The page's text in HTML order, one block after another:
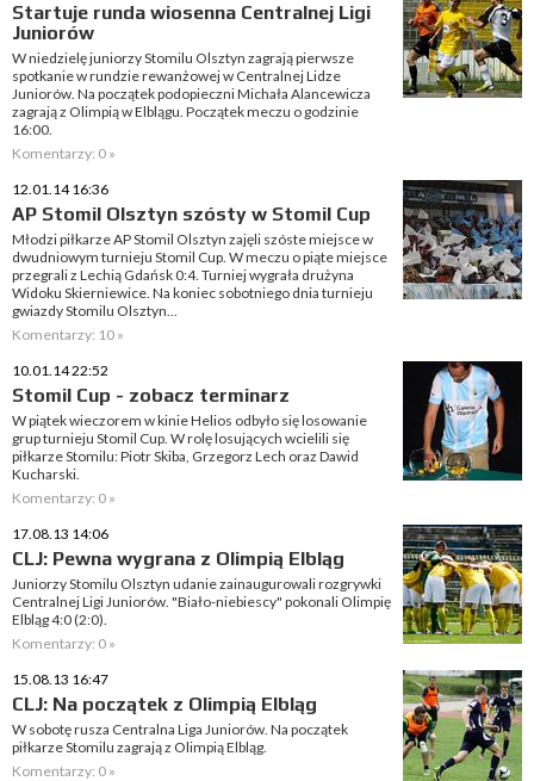
Startuje runda wiosenna Centralnej Ligi
Juniorów
W niedzielę juniorzy Stomilu Olsztyn zagrają pierwsze
spotkanie w rundzie rewanżowej w Centralnej Lidze
Juniorów. Na początek podopieczni Michała Alancewicza
zagrają z Olimpią w Elblągu. Początek meczu o godzinie
16:00.
Komentarzy: 0 »
12.01.14 16:36
AP Stomil Olsztyn szósty w Stomil Cup
Młodzi piłkarze AP Stomil Olsztyn zajęli szóste miejsce w
dwudniowym turnieju Stomil Cup. W meczu o piąte miejsce
przegrali z Lechią Gdańsk 0:4. Turniej wygrała drużyna
Widoku Skierniewice. Na koniec sobotniego dnia turnieju
gwiazdy Stomilu Olsztyn...
Komentarzy: 10 »
10.01.14 22:52
Stomil Cup - zobacz terminarz
W piątek wieczorem w kinie Helios odbyło się losowanie
grup turnieju Stomil Cup. W rolę losujących wcielili się
piłkarze Stomilu: Piotr Skiba, Grzegorz Lech oraz Dawid
Kucharski.
Komentarzy: 0 »
17.08.13 14:06
CLJ: Pewna wygrana z Olimpią Elbląg
Juniorzy Stomilu Olsztyn udanie zainaugurowali rozgrywki
Centralnej Ligi Juniorów. "Biało-niebiescy" pokonali Olimpię
Elbląg 4:0 (2:0).
Komentarzy: 0 »
15.08.13 16:47
CLJ: Na początek z Olimpią Elbląg
W sobotę rusza Centralna Liga Juniorów. Na początek
piłkarze Stomilu zagrają z Olimpią Elbląg.
Komentarzy: 0 »